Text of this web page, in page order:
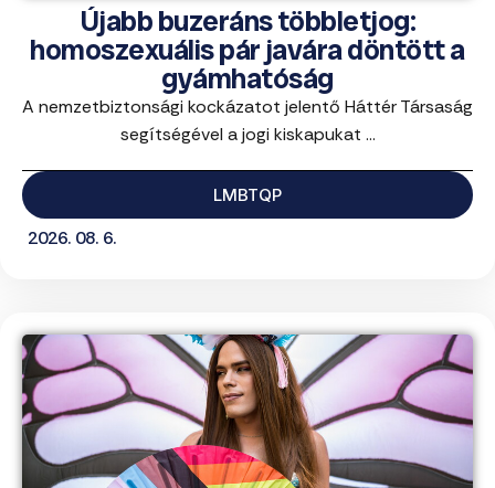
Újabb buzeráns többletjog:
homoszexuális pár javára döntött a
gyámhatóság
A nemzetbiztonsági kockázatot jelentő Háttér Társaság
segítségével a jogi kiskapukat ...
LMBTQP
2026. 08. 6.